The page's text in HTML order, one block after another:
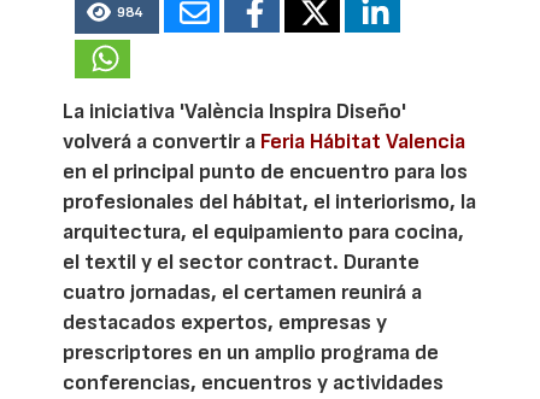
984
La iniciativa 'València Inspira Diseño'
volverá a convertir a Feria Hábitat Valencia
en el principal punto de encuentro para los
profesionales del hábitat, el interiorismo, la
arquitectura, el equipamiento para cocina,
el textil y el sector contract. Durante
cuatro jornadas, el certamen reunirá a
destacados expertos, empresas y
prescriptores en un amplio programa de
conferencias, encuentros y actividades